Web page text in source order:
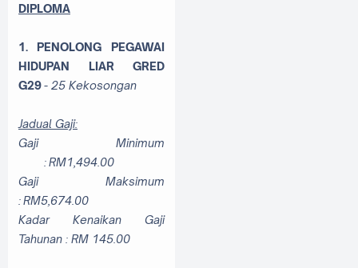
DIPLOMA
1. PENOLONG PEGAWAI
HIDUPAN LIAR GRED
G29- 25 Kekosongan
Jadual Gaji:
Gaji Minimum
:RM1,494.00
Gaji Maksimum
:RM5,674.00
Kadar Kenaikan Gaji
Tahunan : RM 145.00